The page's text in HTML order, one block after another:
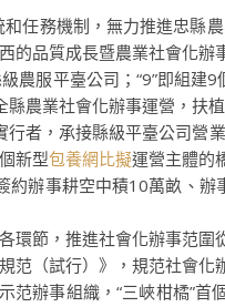
務機制，無力推進忠縣
品質成長暨農業社會化辦
服平臺公司；“9”即組建9
農業社會化辦事運營，扶
者，承接縣級平臺公司營
新型包養網比擬運營主體的
約辦事耕空中積10萬畝、
節，推進社會化辦事范
范（試行）》，規范社會化
辦事組織，“三峽柑橘”首